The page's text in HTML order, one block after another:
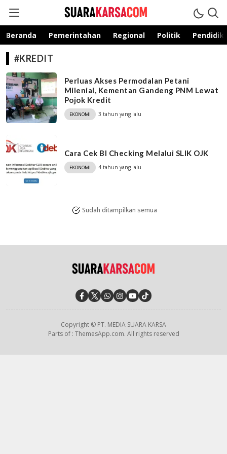
suarakarsa.com
Informasi terpercaya
Beranda Pemerintahan Regional Politik
#KREDIT
Perluas Akses Permodalan Petani
Milenial, Kementan Gandeng PNM Lewat
Pojok Kredit
EKONOMI 3 tahun yang lalu
Cara Cek BI Checking Melalui SLIK OJK
EKONOMI 4 tahun yang lalu
Sudah ditampilkan semua
Copyright © PT. MEDIA SUARA KARSA
Parts of : ThemesApp.com. All rights reserved